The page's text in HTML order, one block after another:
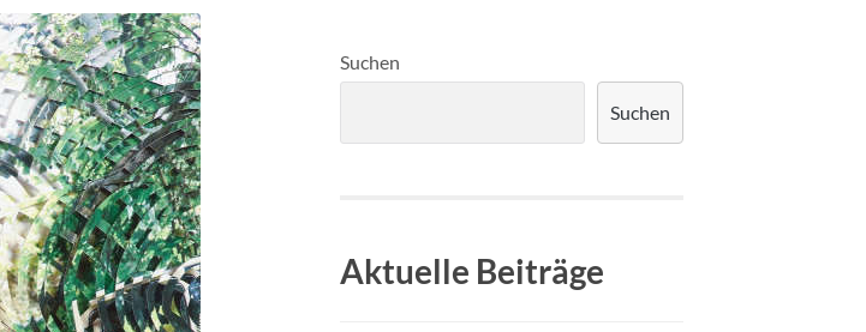
Suchen
Suchen
Aktuelle Beiträge